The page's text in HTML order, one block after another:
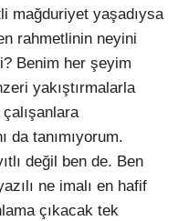
mağduriyet yaşadıysa
rahmetlinin neyini
Benim her şeyim
yakıştırmalarla
da tanımıyorum.
değil ben de. Ben
ne imalı en hafif
çıkacak tek